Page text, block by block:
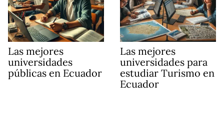
Las mejores
universidades
públicas en Ecuador
Las mejores
universidades para
estudiar Turismo en
Ecuador